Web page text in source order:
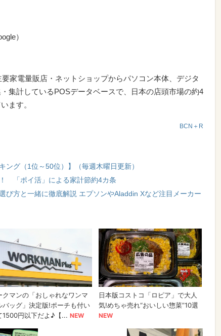
）
家電量販店・ネットショップからパソコン本体、デジタ
集計しているPOSデータベースで、日本の店頭市場の約4
ます。
BCN＋R
ング（1位～50位）】（毎週木曜日更新）
「ポイ活」による家計節約4カ条
び方と一緒に徹底解説 エプソンやAladdin Xなど注目メーカー